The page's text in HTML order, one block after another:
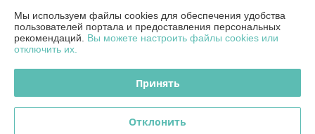
Беларусь Минск Ул.Филимонова 55/3-309 220114
Регистрационный номер ЕГР: 691745200
Регистрационный орган: Смолевичский Райисполком
Местонахождение книги жалоб и предложений: г. Минск, ул.
Мы используем файлы cookies для обеспечения удобства
пользователей портала и предоставления персональных
рекомендаций. Вы можете настроить файлы cookies или
отключить их.
Принять
Отклонить